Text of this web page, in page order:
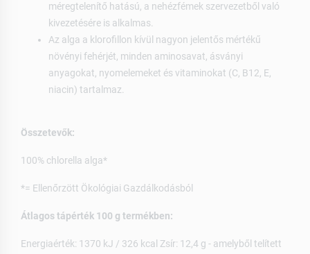
méregtelenítő hatású, a nehézfémek szervezetből való
kivezetésére is alkalmas.
Az alga a klorofillon kívül nagyon jelentős mértékű
növényi fehérjét, minden aminosavat, ásványi
anyagokat, nyomelemeket és vitaminokat (C, B12, E,
niacin) tartalmaz.
Összetevők:
100% chlorella alga*
*= Ellenőrzött Ökológiai Gazdálkodásból
Átlagos tápérték 100 g termékben:
Energiaérték: 1370 kJ / 326 kcal Zsír: 12,4 g - amelyből telített